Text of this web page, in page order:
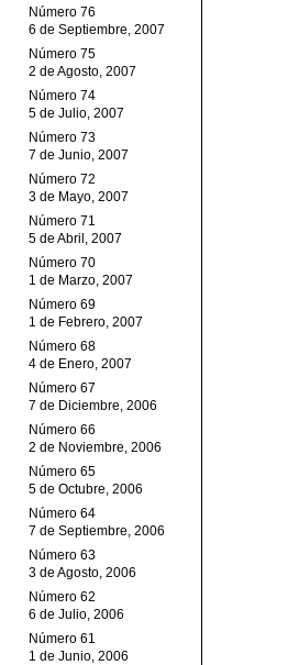
Número 76
6 de Septiembre, 2007
Número 75
2 de Agosto, 2007
Número 74
5 de Julio, 2007
Número 73
7 de Junio, 2007
Número 72
3 de Mayo, 2007
Número 71
5 de Abril, 2007
Número 70
1 de Marzo, 2007
Número 69
1 de Febrero, 2007
Número 68
4 de Enero, 2007
Número 67
7 de Diciembre, 2006
Número 66
2 de Noviembre, 2006
Número 65
5 de Octubre, 2006
Número 64
7 de Septiembre, 2006
Número 63
3 de Agosto, 2006
Número 62
6 de Julio, 2006
Número 61
1 de Junio, 2006